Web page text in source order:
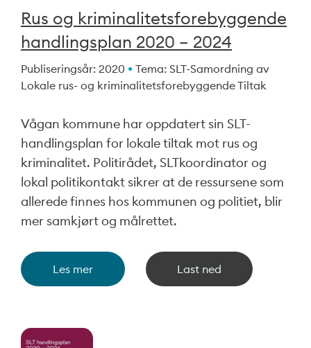
Rus og kriminalitetsforebyggende
handlingsplan 2020 – 2024
Publiseringsår: 2020
Tema: SLT-Samordning av
Lokale rus- og kriminalitetsforebyggende Tiltak
Vågan kommune har oppdatert sin SLT-
handlingsplan for lokale tiltak mot rus og
kriminalitet. Politirådet, SLTkoordinator og
lokal politikontakt sikrer at de ressursene som
allerede finnes hos kommunen og politiet, blir
mer samkjørt og målrettet.
Les mer Last ned